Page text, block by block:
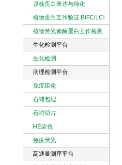
原核蛋白表达与纯化
植物蛋白互作验证 BiFC/LCI
植物荧光素酶蛋白互作检测
生化检测平台
生化检测
病理检测平台
免疫组化
石蜡包埋
石蜡切片
HE染色
免疫荧光
高通量测序平台